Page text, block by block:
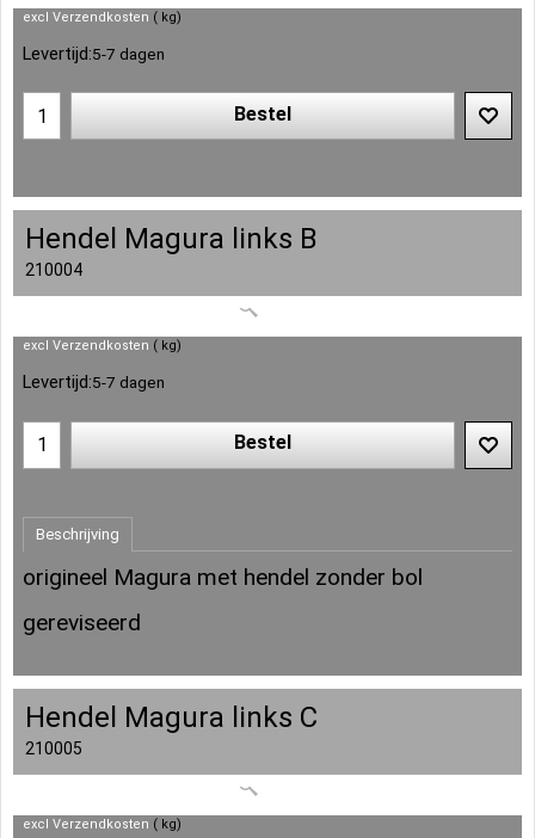
excl Verzendkosten kg
Levertijd:5-7 dagen
Bestel
Hendel Magura links B
210004
excl Verzendkosten kg
Levertijd:5-7 dagen
Bestel
Beschrijving
origineel Magura met hendel zonder bol
gereviseerd
Hendel Magura links C
210005
excl Verzendkosten kg